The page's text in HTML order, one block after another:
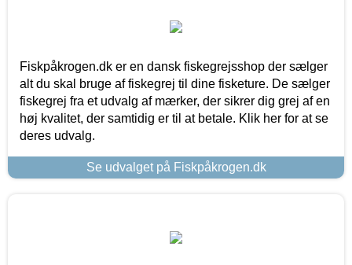
Fiskpåkrogen.dk er en dansk fiskegrejsshop der sælger
alt du skal bruge af fiskegrej til dine fisketure. De sælger
fiskegrej fra et udvalg af mærker, der sikrer dig grej af en
høj kvalitet, der samtidig er til at betale. Klik her for at se
deres udvalg.
Se udvalget på Fiskpåkrogen.dk